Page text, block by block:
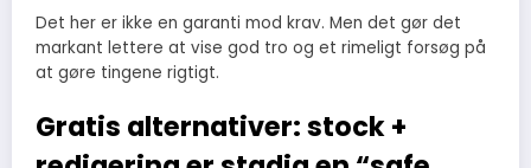
Det her er ikke en garanti mod krav. Men det gør det
markant lettere at vise god tro og et rimeligt forsøg på
at gøre tingene rigtigt.
Gratis alternativer: stock +